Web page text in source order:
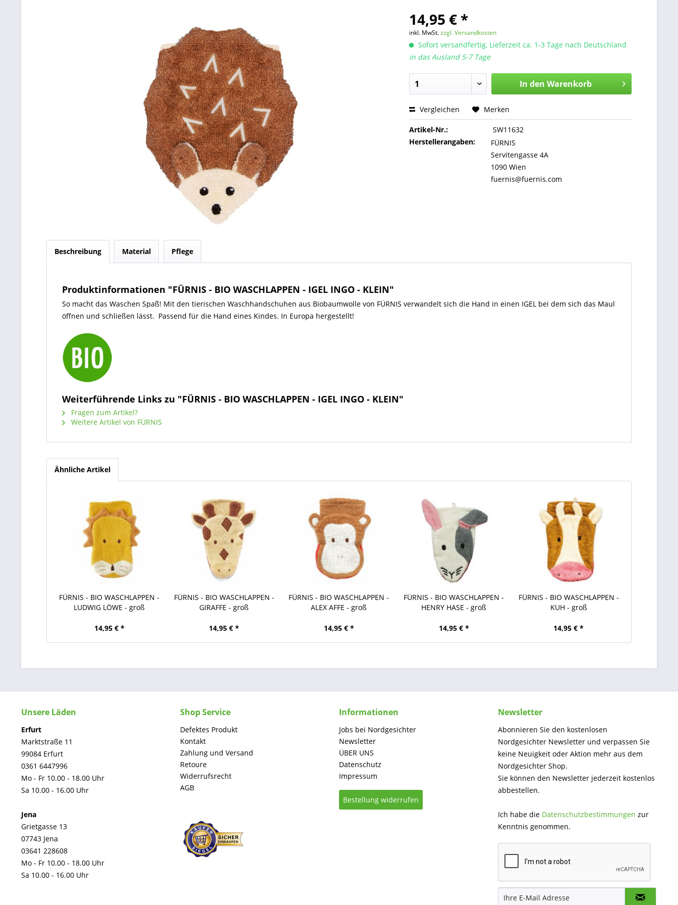
14,95 € *
inkl. MwSt.zzgl. Versandkosten
Sofort versandfertig, Lieferzeit ca. 1-3 Tage nach Deutschland
in das Ausland 5-7 Tage
In den Warenkorb
Vergleichen Merken
Artikel-Nr.:
SW11632
Herstellerangaben:
FÜRNIS
Servitengasse 4A
1090 Wien
fuernis@fuernis.com
Beschreibung Material Pflege
Produktinformationen "FÜRNIS - BIO WASCHLAPPEN - IGEL INGO - KLEIN"
So macht das Waschen Spaß! Mit den tierischen Waschhandschuhen aus Biobaumwolle von FÜRNIS verwandelt sich die Hand in einen IGEL bei dem sich das Maul
öffnen und schließen lässt. Passend für die Hand eines Kindes. In Europa hergestellt!
Weiterführende Links zu "FÜRNIS - BIO WASCHLAPPEN - IGEL INGO - KLEIN"
Fragen zum Artikel?
Weitere Artikel von FÜRNIS
Ähnliche Artikel
FÜRNIS - BIO WASCHLAPPEN -
LUDWIG LÖWE - groß
14,95 € *
FÜRNIS - BIO WASCHLAPPEN -
GIRAFFE - groß
14,95 € *
FÜRNIS - BIO WASCHLAPPEN -
ALEX AFFE - groß
14,95 € *
FÜRNIS - BIO WASCHLAPPEN -
HENRY HASE - groß
14,95 € *
FÜRNIS - BIO WASCHLAPPEN -
KUH - groß
14,95 € *
Unsere Läden
Erfurt
Marktstraße 11
99084 Erfurt
0361 6447996
Mo - Fr 10.00 - 18.00 Uhr
Sa 10.00 - 16.00 Uhr
Jena
Grietgasse 13
07743 Jena
03641 228608
Mo - Fr 10.00 - 18.00 Uhr
Sa 10.00 - 16.00 Uhr
Shop Service
Defektes Produkt
Kontakt
Zahlung und Versand
Retoure
Widerrufsrecht
AGB
Informationen
Jobs bei Nordgesichter
Newsletter
ÜBER UNS
Datenschutz
Impressum
Bestellung widerrufen
Newsletter
Abonnieren Sie den kostenlosen
Nordgesichter Newsletter und verpassen Sie
keine Neuigkeit oder Aktion mehr aus dem
Nordgesichter Shop.
Sie können den Newsletter jederzeit kostenlos
abbestellen.
Ich habe die Datenschutzbestimmungen zur
Kenntnis genommen.